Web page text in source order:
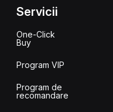
Servicii
One-Click
Buy
Program VIP
Program de
recomandare